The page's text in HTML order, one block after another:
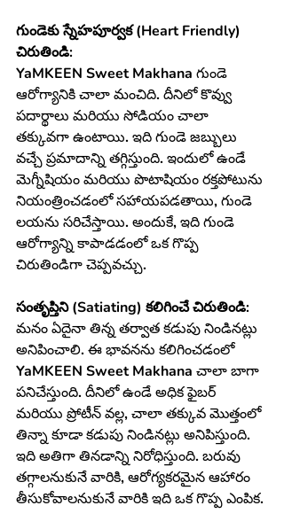
గుండెకు స్నేహపూర్వక (Heart Friendly)
చిరుతిండి:
YaMKEEN Sweet Makhana గుండె
ఆరోగ్యానికి చాలా మంచిది. దీనిలో కొవ్వు
పదార్థాలు మరియు సోడియం చాలా
తక్కువగా ఉంటాయి. ఇది గుండె జబ్బులు
వచ్చే ప్రమాదాన్ని తగ్గిస్తుంది. ఇందులో ఉండే
మెగ్నీషియం మరియు పొటాషియం రక్తపోటును
నియంత్రించడంలో సహాయపడతాయి, గుండె
లయను సరిచేస్తాయి. అందుకే, ఇది గుండె
ఆరోగ్యాన్ని కాపాడడంలో ఒక గొప్ప
చిరుతిండిగా చెప్పవచ్చు.
సంతృప్తిని (Satiating) కలిగించే చిరుతిండి:
మనం ఏదైనా తిన్న తర్వాత కడుపు నిండినట్లు
అనిపించాలి. ఈ భావనను కలిగించడంలో
YaMKEEN Sweet Makhana చాలా బాగా
పనిచేస్తుంది. దీనిలో ఉండే అధిక ఫైబర్
మరియు ప్రోటీన్ వల్ల, చాలా తక్కువ మొత్తంలో
తిన్నా కూడా కడుపు నిండినట్లు అనిపిస్తుంది.
ఇది అతిగా తినడాన్ని నిరోధిస్తుంది. బరువు
తగ్గాలనుకునే వారికి, ఆరోగ్యకరమైన ఆహారం
తీసుకోవాలనుకునే వారికి ఇది ఒక గొప్ప ఎంపిక.